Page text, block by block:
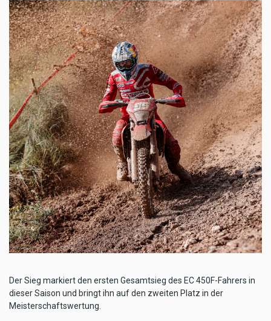
Der Sieg markiert den ersten Gesamtsieg des EC 450F-Fahrers in
dieser Saison und bringt ihn auf den zweiten Platz in der
Meisterschaftswertung.